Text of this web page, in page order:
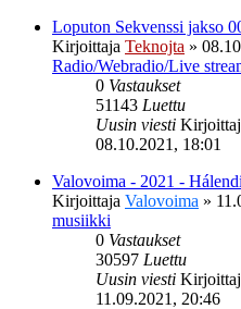
Loputon Sekvenssi jakso
Kirjoittaja Teknojta »
Radio/Webradio/Live
0 Vastaukset
51143 Luettu
Uusin viesti
08.10.2021, 18:01
Valovoima - 2021 - Hálendi
Kirjoittaja Valovoima »
musiikki
0 Vastaukset
30597 Luettu
Uusin viesti
11.09.2021, 20:46